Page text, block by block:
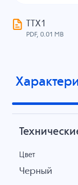
ТТХ1
PDF, 0.01 MB
Цвет
Черный